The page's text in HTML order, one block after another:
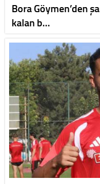
Bora Göymen’den
kalan b…